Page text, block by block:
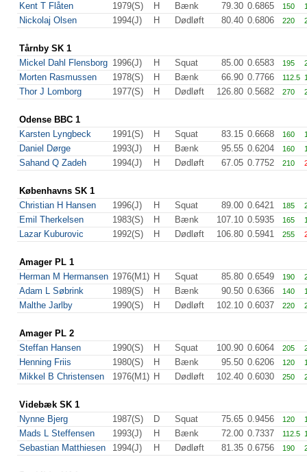
Kent T Flåten 1979(S) H Bænk 79.30 0.6865 150
Nickolaj Olsen 1994(J) H Dødløft 80.40 0.6806 220
Tårnby SK 1
Mickel Dahl Flensborg 1996(J) H Squat 85.00 0.6583 195
Morten Rasmussen 1978(S) H Bænk 66.90 0.7766 112.5
Thor J Lomborg 1977(S) H Dødløft 126.80 0.5682 270
Odense BBC 1
Karsten Lyngbeck
1991(S) H Squat 83.15 0.6668 160
Daniel Dørge 1993(J) H Bænk 95.55 0.6204 160
Sahand Q Zadeh 1994(J) H Dødløft 67.05 0.7752 210
Københavns SK 1
Christian H Hansen
1996(J) H Squat 89.00 0.6421 185
Emil Therkelsen 1983(S) H Bænk 107.10 0.5935 165
Lazar Kuburovic 1992(S) H Dødløft 106.80 0.5941 255
Amager PL 1
Herman M Hermansen 1976(M1) H Squat 85.80 0.6549 190
Adam L Søbrink 1989(S) H Bænk 90.50 0.6366 140
Malthe Jarlby 1990(S) H Dødløft 102.10 0.6037 220
Amager PL 2
Steffan Hansen
1990(S) H Squat 100.90 0.6064 205
Henning Friis 1980(S) H Bænk 95.50 0.6206 120
Mikkel B Christensen 1976(M1) H Dødløft 102.40 0.6030 250
Videbæk SK 1
Nynne Bjerg
1987(S) D Squat 75.65 0.9456 120
Mads L Steffensen 1993(J) H Bænk 72.00 0.7337 112.5
Sebastian Matthiesen 1994(J) H Dødløft 81.35 0.6756 190